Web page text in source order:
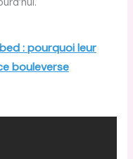
: pourquoi leur
bouleverse